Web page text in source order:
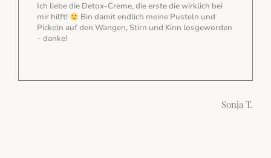
die Detox-Creme, die erste die wirklich bei
Bin damit endlich meine Pusteln und
auf den Wangen, Stirn und Kinn losgeworden
Ich liebe den